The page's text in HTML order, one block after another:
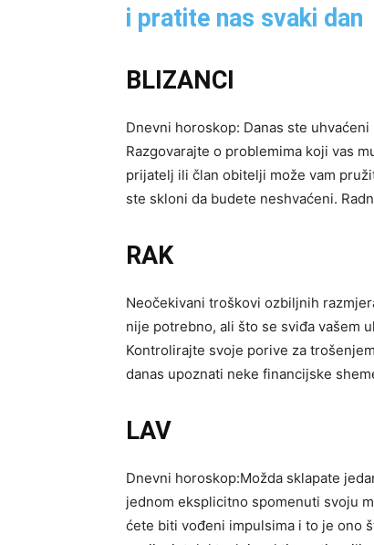
i pratite nas svaki dan
BLIZANCI
Dnevni horoskop: Danas ste
Razgovarajte o problemima koji vas
prijatelj ili član obitelji može vam
ste skloni da budete neshvaćeni.
RAK
Neočekivani troškovi ozbiljnih
nije potrebno, ali što se sviđa vašem
Kontrolirajte svoje porive za
danas upoznati neke financijske
LAV
Dnevni horoskop:Možda sklapate
jednom eksplicitno spomenuti svoju
ćete biti vođeni impulsima i to je ono